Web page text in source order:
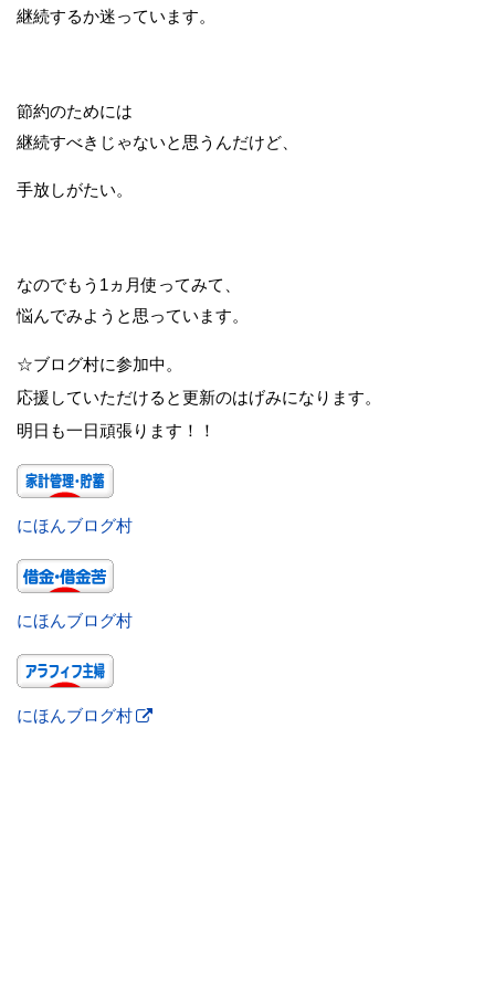
継続するか迷っています。
節約のためには
継続すべきじゃないと思うんだけど、
手放しがたい。
なのでもう1ヵ月使ってみて、
悩んでみようと思っています。
☆ブログ村に参加中。
応援していただけると更新のはげみになります。
明日も一日頑張ります！！
にほんブログ村
にほんブログ村
にほんブログ村